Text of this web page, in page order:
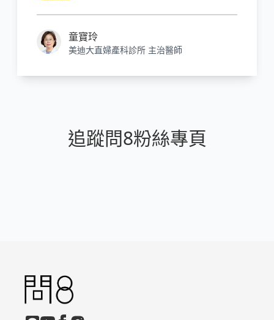
童寶玲
美迪大直婦產科診所 主治醫師
追蹤問8粉絲專頁